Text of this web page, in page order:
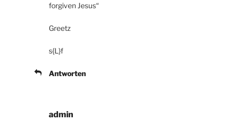
forgiven Jesus“
Greetz
s{L}f
Antworten
admin